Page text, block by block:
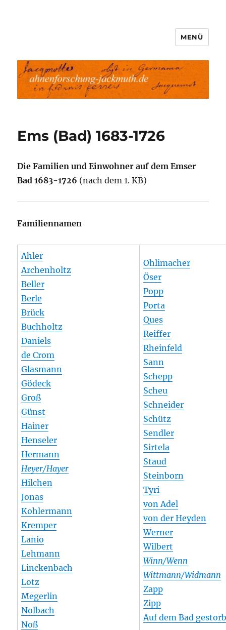
Ahnenforschung-Jackmuth.de
MENÜ
Ems (Bad) 1683-1726
Die Familien und Einwohner auf dem Emser
Bad 1683-1726 (nach dem 1. KB)
Familiennamen
Ahler
Archenholtz
Beller
Berle
Brück
Buchholtz
Daniels
de Crom
Glasmann
Gödeck
Groß
Günst
Hainer
Henseler
Hermann
Heyer/Hayer
Hilchen
Jonas
Kohlermann
Kremper
Lanio
Lehmann
Linckenbach
Lotz
Megerlin
Nolbach
Noß
Ohlimacher
Öser
Popp
Porta
Ques
Reiffer
Rheinfeld
Sann
Schepp
Scheu
Schneider
Schütz
Sendler
Sirtela
Staud
Steinborn
Tyri
von Adel
von der Heyden
Werner
Wilbert
Winn/Wenn
Wittmann/Widmann
Zapp
Zipp
Auf dem Bad